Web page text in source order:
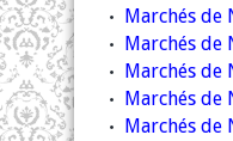
Marchés de
Marchés de
Marchés de
Marchés de
Marchés de